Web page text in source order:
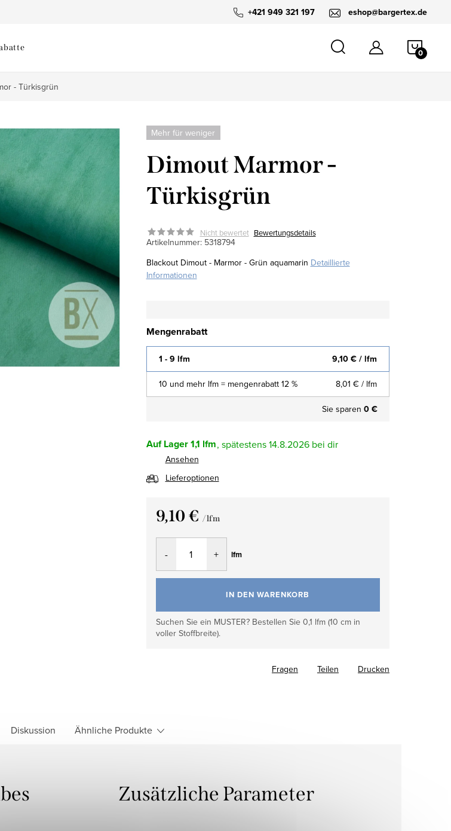
+421 949 321 197 eshop@bargertex.de
- Türkisgrün
Mehr für weniger
Dimout Marmor -
Türkisgrün
Nicht bewertet Bewertungsdetails
Artikelnummer: 5318794
Blackout Dimout - Marmor - Grün aquamarin Detaillierte
Informationen
Mengenrabatt
1 - 9 lfm 9,10 € / lfm
10 und mehr lfm = mengenrabatt 12 % 8,01 € / lfm
Sie sparen 0 €
Auf Lager1,1 lfm 14.8.2026
Ansehen
Lieferoptionen
9,10 € / lfm
Verkaufspreis:
lfm
IN DEN WARENKORB
Suchen Sie ein MUSTER? Bestellen Sie 0,1 lfm (10 cm in
voller Stoffbreite).
Drucken
Fragen Teilen
Diskussion Ähnliche Produkte
Zusätzliche Parameter